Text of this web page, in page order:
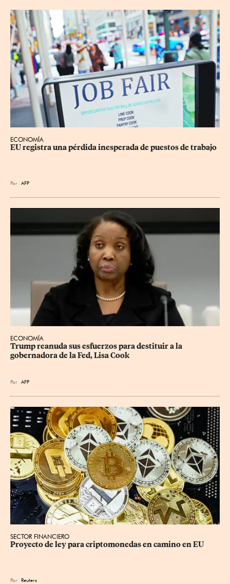
ECONOMÍA
EU registra una pérdida inesperada de puestos de trabajo
Por AFP
ECONOMÍA
Trump reanuda sus esfuerzos para destituir a la
gobernadora de la Fed, Lisa Cook
Por AFP
SECTOR FINANCIERO
Proyecto de ley para criptomonedas en camino en EU
Por Reuters